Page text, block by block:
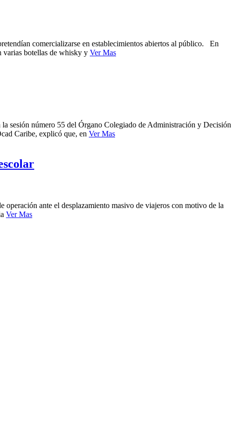
comercializarse en establecimientos abiertos al público. En
varias botellas de whisky y Ver Mas
sesión número 55 del Órgano Colegiado de Administración y Decisión
Caribe, explicó que, en Ver Mas
operación ante el desplazamiento masivo de viajeros con motivo de la
Ver Mas